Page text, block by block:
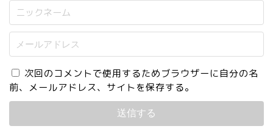
次回のコメントで使用するためブラウザーに自分の名
前、メールアドレス、サイトを保存する。